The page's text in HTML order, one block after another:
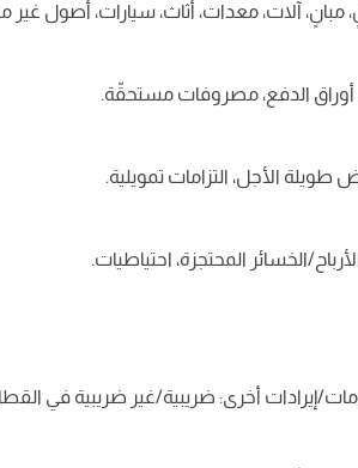
مبانٍ، آلات، معدات، أثاث، سيارات، أصول
أوراق الدفع، مصروفات مستحقّة.
طويلة الأجل، التزامات تمويلية.
الخسائر المحتجزة، احتياطيات.
إيرادات أخرى: ضريبية/غير ضريبية في